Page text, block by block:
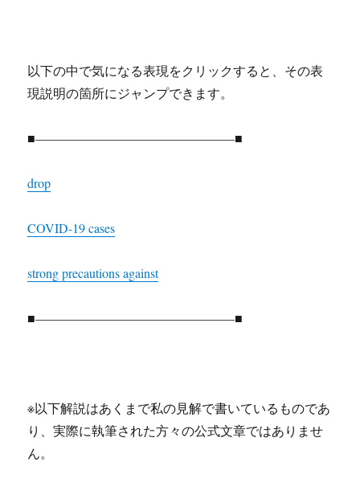
以下の中で気になる表現をクリックすると、その表
現説明の箇所にジャンプできます。
■———————————————–■
drop
COVID-19 cases
strong precautions against
■———————————————–■
※以下解説はあくまで私の見解で書いているものであ
り、実際に執筆された方々の公式文章ではありませ
ん。